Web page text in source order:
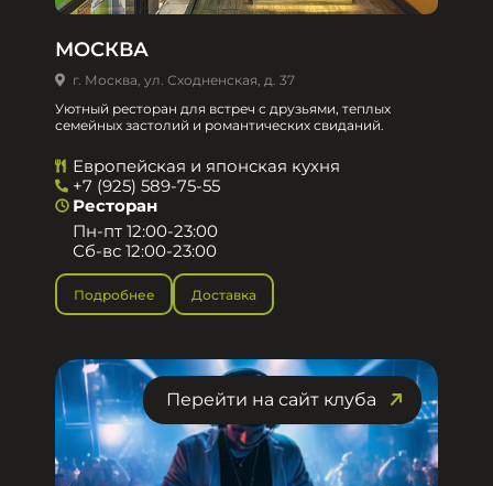
МОСКВА
г. Москва, ул. Сходненская, д. 37
Уютный ресторан для встреч с друзьями, теплых
семейных застолий и романтических свиданий.
Европейская и японская кухня
+7 (925) 589-75-55
Ресторан
Пн-пт 12:00-23:00
Сб-вс 12:00-23:00
Подробнее Доставка
Перейти на сайт клуба